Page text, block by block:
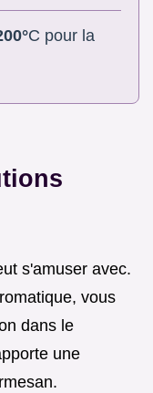
C pour la
s'amuser avec.
vous
dans le
une